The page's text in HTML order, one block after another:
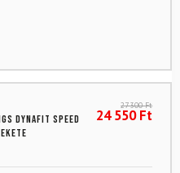
DYNAFIT Speed
27 300Ft
24 550Ft